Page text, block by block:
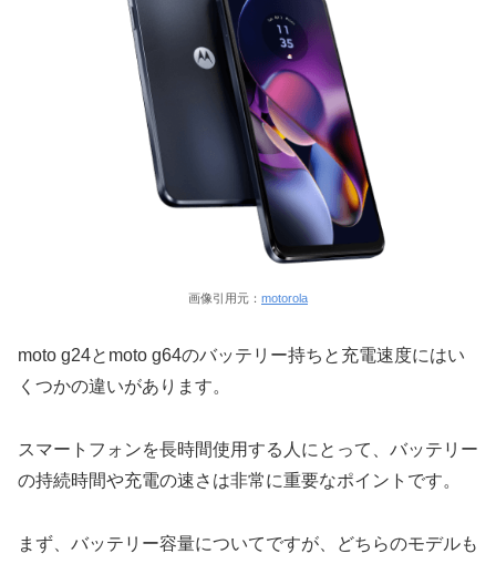
画像引用元： motorola
moto g24とmoto g64のバッテリー持ちと充電速度にはい
くつかの違いがあります。
スマートフォンを長時間使用する人にとって、バッテリー
の持続時間や充電の速さは非常に重要なポイントです。
まず、バッテリー容量についてですが、どちらのモデルも